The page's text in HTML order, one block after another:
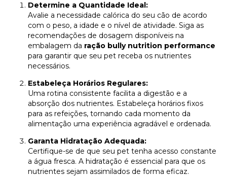
Determine a Quantidade Ideal:
Avalie a necessidade calórica do seu cão de acordo
com o peso, a idade e o nível de atividade. Siga as
recomendações de dosagem disponíveis na
embalagem da ração bully nutrition performance
para garantir que seu pet receba os nutrientes
necessários.
Estabeleça Horários Regulares:
Uma rotina consistente facilita a digestão e a
absorção dos nutrientes. Estabeleça horários fixos
para as refeições, tornando cada momento da
alimentação uma experiência agradável e ordenada.
Garanta Hidratação Adequada:
Certifique-se de que seu pet tenha acesso constante
a água fresca. A hidratação é essencial para que os
nutrientes sejam assimilados de forma eficaz.